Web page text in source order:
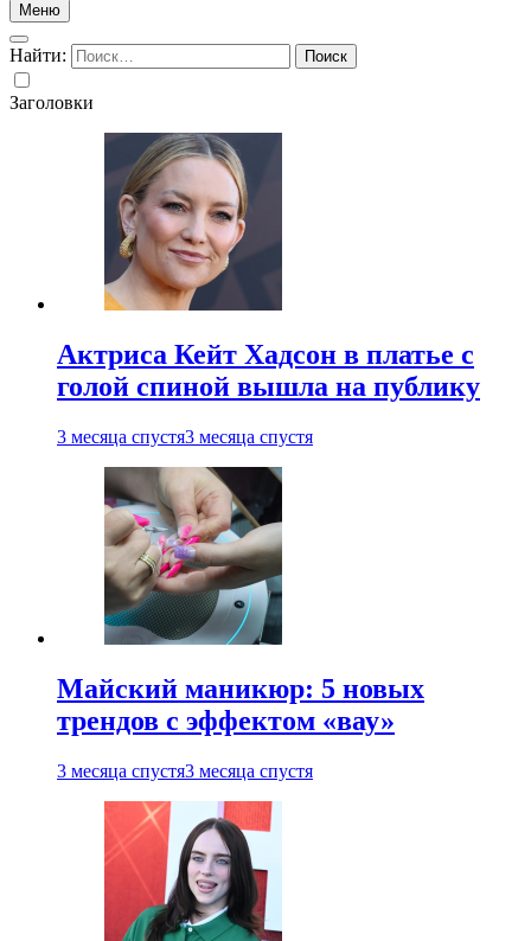
Меню
Найти:
Заголовки
Актриса Кейт Хадсон в платье с
голой спиной вышла на публику
3 месяца спустя3 месяца спустя
Майский маникюр: 5 новых
трендов с эффектом «вау»
3 месяца спустя3 месяца спустя